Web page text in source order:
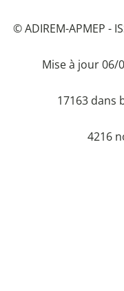
© ADIREM-APMEP -
Mise à jour 06/
17163 dans
4216